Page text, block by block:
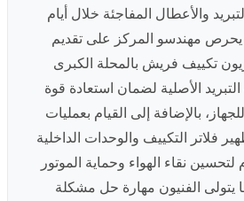
والأعطال المفاجئة خلال أيام
يحرص مهندسو المركز على تقديم
تكييف فريش بالمحلة الكبرى
الأصلية لضمان استعادة قوة
للجهاز، بالإضافة إلى القيام بعمليات
فلاتر التكييف والوحدات الداخلية
لتحسين نقاء الهواء وحماية الموتور
يتولى الفنيون مهارة حل مشكلة